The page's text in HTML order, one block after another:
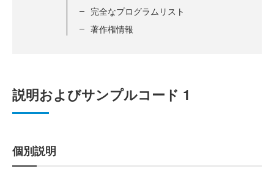
完全なプログラムリスト
著作権情報
説明およびサンプルコード 1
個別説明